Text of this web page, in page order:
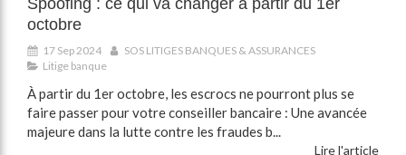
Spoofing : ce qui va changer à partir du 1er
octobre
17 Sep 2024
SOS LITIGES BANQUES & ASSURANCES
Litige banque
À partir du 1er octobre, les escrocs ne pourront plus se
faire passer pour votre conseiller bancaire : Une avancée
majeure dans la lutte contre les fraudes b...
Lire l'article